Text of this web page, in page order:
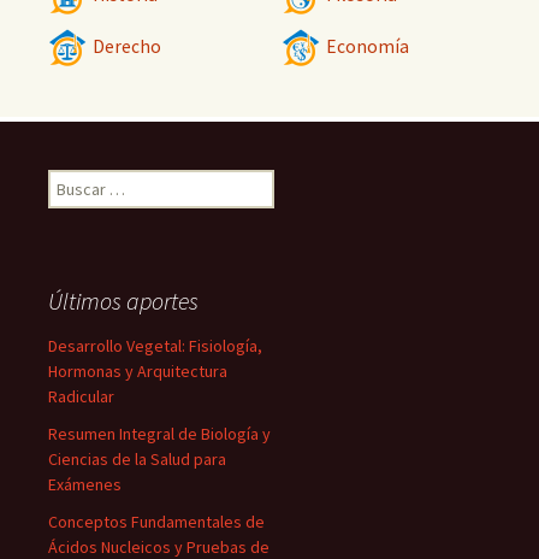
Derecho Economía
Buscar:
Últimos aportes
Desarrollo Vegetal: Fisiología,
Hormonas y Arquitectura
Radicular
Resumen Integral de Biología y
Ciencias de la Salud para
Exámenes
Conceptos Fundamentales de
Ácidos Nucleicos y Pruebas de